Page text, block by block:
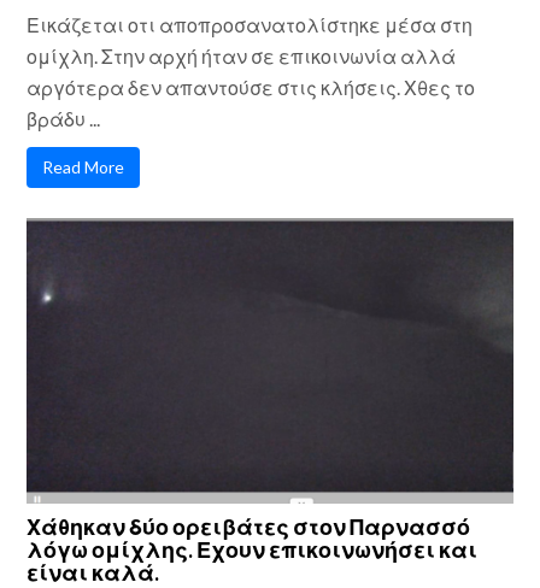
Εικάζεται οτι αποπροσανατολίστηκε μέσα στη
ομίχλη. Στην αρχή ήταν σε επικοινωνία αλλά
αργότερα δεν απαντούσε στις κλήσεις. Χθες το
βράδυ ...
Read More
Χάθηκαν δύο ορειβάτες στον Παρνασσό
λόγω ομίχλης. Εχουν επικοινωνήσει και
είναι καλά.